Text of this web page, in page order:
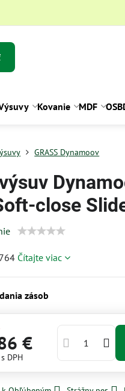
Kovanie MDF OSB
GRASS Dynamoov
close
Čítajte viac
zásob
€
s DPH